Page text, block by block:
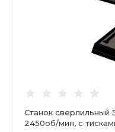
Станок сверлильный
2450об/мин, с